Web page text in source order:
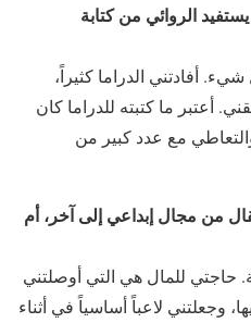
الروائي من كتابة
أفادتني الدراما كثيراً،
أعتبر ما كتبته للدراما كان
مع عدد كبير من
من مجال إبداعي إلى آخر، أم
حاجتي للمال هي التي أوصلتني
وجعلتني لاعباً أساسياً في أثناء